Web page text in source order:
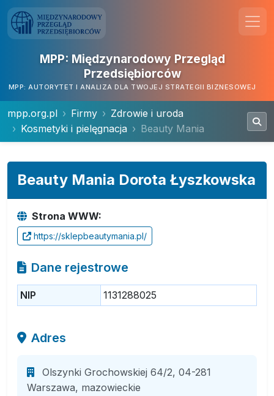
MPP: Międzynarodowy Przegląd
Przedsiębiorców
MPP: AUTORYTET I ANALIZA DLA TWOJEJ STRATEGII BIZNESOWEJ
mpp.org.pl Firmy
Zdrowie i uroda
Kosmetyki i pielęgnacja
Beauty Mania
Beauty Mania Dorota Łyszkowska
Strona WWW:
https://sklepbeautymania.pl/
Dane rejestrowe
NIP 1131288025
Adres
Olszynki Grochowskiej 64/2, 04-281
Warszawa, mazowieckie